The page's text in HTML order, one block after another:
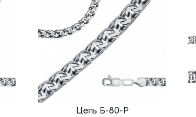
Цепь Б-80-Р